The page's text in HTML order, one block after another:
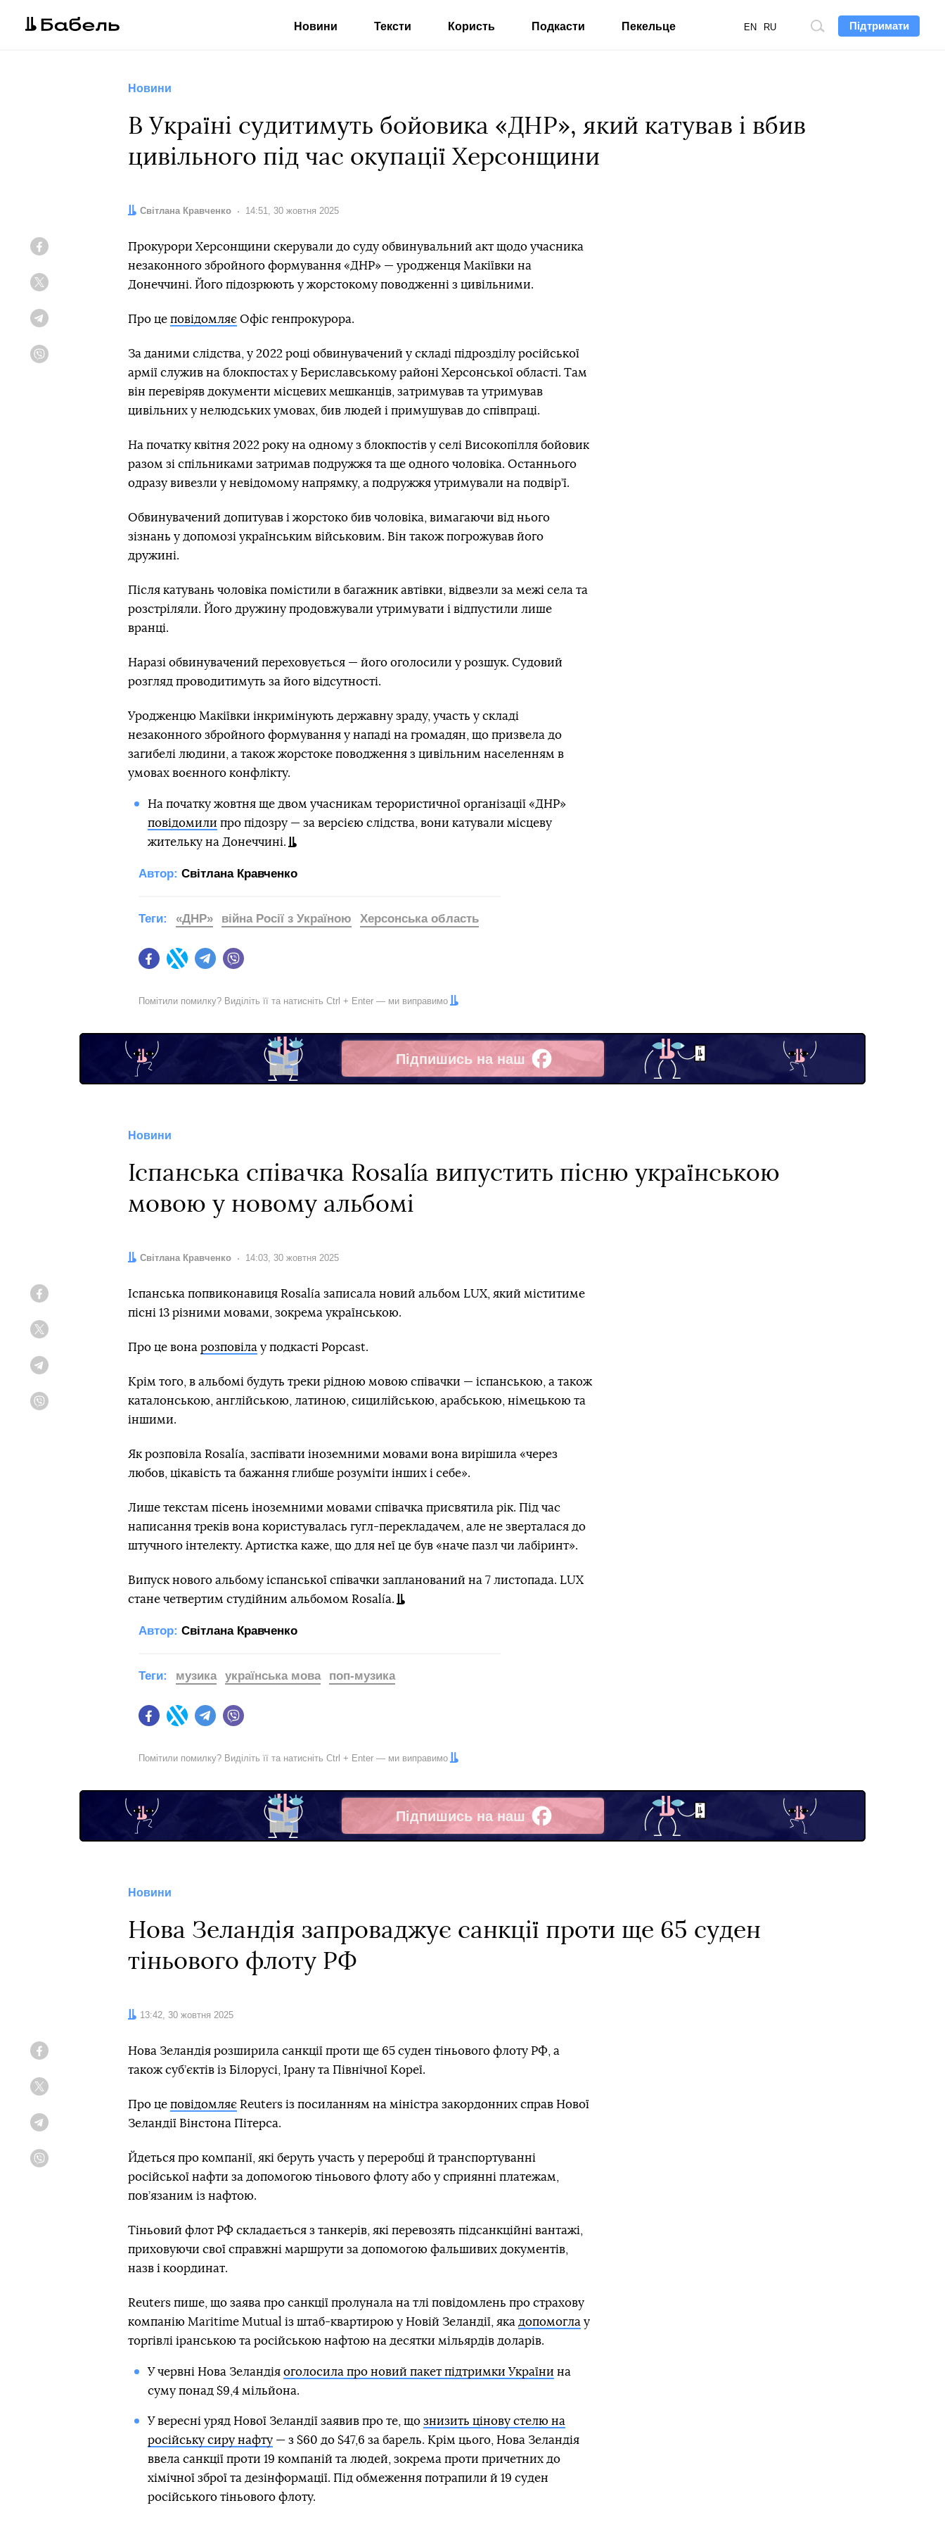
Підтримати
Пошук
EN RU
Новини Тексти Користь Подкасти Пекельце
Новини
В Україні судитимуть бойовика «ДНР», який катував і вбив
цивільного під час окупації Херсонщини
Автор:
Світлана Кравченко Дата:
14:51, 30 жовтня 2025
Прокурори Херсонщини скерували до суду обвинувальний акт щодо учасника
незаконного збройного формування «ДНР» — уродженця Макіївки на
Донеччині. Його підозрюють у жорстокому поводженні з цивільними.
Про це повідомляє Офіс генпрокурора.
За даними слідства, у 2022 році обвинувачений у складі підрозділу російської
армії служив на блокпостах у Бериславському районі Херсонської області. Там
він перевіряв документи місцевих мешканців, затримував та утримував
цивільних у нелюдських умовах, бив людей і примушував до співпраці.
На початку квітня 2022 року на одному з блокпостів у селі Високопілля бойовик
разом зі спільниками затримав подружжя та ще одного чоловіка. Останнього
одразу вивезли у невідомому напрямку, а подружжя утримували на подвір’ї.
Обвинувачений допитував і жорстоко бив чоловіка, вимагаючи від нього
зізнань у допомозі українським військовим. Він також погрожував його
дружині.
Після катувань чоловіка помістили в багажник автівки, відвезли за межі села та
розстріляли. Його дружину продовжували утримувати і відпустили лише
вранці.
Наразі обвинувачений переховується — його оголосили у розшук. Судовий
розгляд проводитимуть за його відсутності.
Уродженцю Макіївки інкримінують державну зраду, участь у складі
незаконного збройного формування у нападі на громадян, що призвела до
загибелі людини, а також жорстоке поводження з цивільним населенням в
умовах воєнного конфлікту.
На початку жовтня ще двом учасникам терористичної організації «ДНР»
повідомили про підозру — за версією слідства, вони катували місцеву
жительку на Донеччині.
Автор: Світлана Кравченко
FacebookTwitter Telegram
Теги: «ДНР» війна Росії з Україною Херсонська область
Помітили помилку? Виділіть її та натисніть Ctrl + Enter — ми виправимо
Підпишись на наш
Facebook
Новини
Іспанська співачка Rosalía випустить пісню українською
мовою у новому альбомі
Автор:
Світлана Кравченко Дата:
14:03, 30 жовтня 2025
Іспанська попвиконавиця Rosalía записала новий альбом LUX, який міститиме
пісні 13 різними мовами, зокрема українською.
Про це вона розповіла у подкасті Popcast.
Крім того, в альбомі будуть треки рідною мовою співачки — іспанською, а також
каталонською, англійською, латиною, сицилійською, арабською, німецькою та
іншими.
Як розповіла Rosalía, заспівати іноземними мовами вона вирішила «через
любов, цікавість та бажання глибше розуміти інших і себе».
Лише текстам пісень іноземними мовами співачка присвятила рік. Під час
написання треків вона користувалась гугл-перекладачем, але не зверталася до
штучного інтелекту. Артистка каже, що для неї це був «наче пазл чи лабіринт».
Випуск нового альбому іспанської співачки запланований на 7 листопада. LUX
стане четвертим студійним альбомом Rosalía.
Автор: Світлана Кравченко
FacebookTwitter Telegram
Теги: музика українська мова поп-музика
Помітили помилку? Виділіть її та натисніть Ctrl + Enter — ми виправимо
Підпишись на наш
Facebook
Новини
Нова Зеландія запроваджує санкції проти ще 65 суден
тіньового флоту РФ
Дата:
13:42, 30 жовтня 2025
Нова Зеландія розширила санкції проти ще 65 суден тіньового флоту РФ, а
також суб’єктів із Білорусі, Ірану та Північної Кореї.
Про це повідомляє Reuters із посиланням на міністра закордонних справ Нової
Зеландії Вінстона Пітерса.
Йдеться про компанії, які беруть участь у переробці й транспортуванні
російської нафти за допомогою тіньового флоту або у сприянні платежам,
пов’язаним із нафтою.
Тіньовий флот РФ складається з танкерів, які перевозять підсанкційні вантажі,
приховуючи свої справжні маршрути за допомогою фальшивих документів,
назв і координат.
Reuters пише, що заява про санкції пролунала на тлі повідомлень про страхову
компанію Maritime Mutual із штаб-квартирою у Новій Зеландії, яка допомогла у
торгівлі іранською та російською нафтою на десятки мільярдів доларів.
У червні Нова Зеландія оголосила про новий пакет підтримки України на
суму понад $9,4 мільйона.
У вересні уряд Нової Зеландії заявив про те, що знизить цінову стелю на
російську сиру нафту— з $60 до $47,6 за барель. Крім цього, Нова Зеландія
ввела санкції проти 19 компаній та людей, зокрема проти причетних до
хімічної зброї та дезінформації. Під обмеження потрапили й 19 суден
російського тіньового флоту.